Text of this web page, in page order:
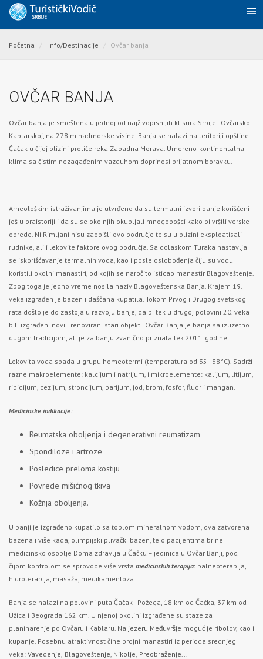
Početna Info/Destinacije Ovčar banja
OVČAR BANJA
Ovčar banja je smeštena u jednoj od najživopisnijih klisura Srbije - Ovčarsko-
Kablarskoj, na 278 m nadmorske visine. Banja se nalazi na teritoriji opštine
Čačak u čijoj blizini protiče reka Zapadna Morava. Umereno-kontinentalna
klima sa čistim nezagađenim vazduhom doprinosi prijatnom boravku.
Arheološkim istraživanjima je utvrđeno da su termalni izvori banje korišćeni
još u praistoriji i da su se oko njih okupljali mnogobošci kako bi vršili verske
obrede. Ni Rimljani nisu zaobišli ovo područje te su u blizini eksploatisali
rudnike, ali i lekovite faktore ovog područja. Sa dolaskom Turaka nastavlja
se iskorišćavanje termalnih voda, kao i posle oslobođenja čiju su vodu
koristili okolni manastiri, od kojih se naročito isticao manastir Blagoveštenje.
Zbog toga je jedno vreme nosila naziv Blagoveštenska Banja. Krajem 19.
veka izgrađen je bazen i daščana kupatila. Tokom Prvog i Drugog svetskog
rata došlo je do zastoja u razvoju banje, da bi tek u drugoj polovini 20. veka
bili izgrađeni novi i renovirani stari objekti. Ovčar Banja je banja sa izuzetno
dugom tradicijom, ali je za banju zvanično priznata tek 2011. godine.
Lekovita voda spada u grupu homeotermi (temperatura od 35 - 38°C). Sadrži
razne makroelemente: kalcijum i natrijum, i mikroelemente: kalijum, litijum,
ribidijum, cezijum, stroncijum, barijum, jod, brom, fosfor, fluor i mangan.
Medicinske indikacije:
Reumatska oboljenja i degenerativni reumatizam
Spondiloze i artroze
Posledice preloma kostiju
Povrede mišićnog tkiva
Kožnja oboljenja.
U banji je izgrađeno kupatilo sa toplom mineralnom vodom, dva zatvorena
bazena i više kada, olimpijski plivački bazen, te o pacijentima brine
medicinsko osoblje Doma zdravlja u Čačku – jedinica u Ovčar Banji, pod
čijom kontrolom se sprovode više vrsta medicinskih terapija: balneoterapija,
hidroterapija, masaža, medikamentoza.
Banja se nalazi na polovini puta Čačak - Požega, 18 km od Čačka, 37 km od
Užica i Beograda 162 km. U njenoj okolini izgrađene su staze za
planinarenje po Ovčaru i Kablaru. Na jezeru Međuvršje moguć je ribolov, kao i
kupanje. Posebnu atraktivnost čine brojni manastiri iz perioda srednjeg
veka: Vavedenje, Blagoveštenje, Nikolje, Preobraženje...